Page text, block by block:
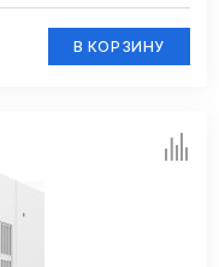
В КОРЗИНУ